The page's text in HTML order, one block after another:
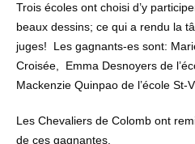
Trois écoles ont choisi d’y
beaux dessins; ce qui a rendu la
juges! Les gagnants-es sont:
Croisée, Emma Desnoyers de
Mackenzie Quinpao de l’école St-
Les Chevaliers de Colomb ont
de ces gagnantes.